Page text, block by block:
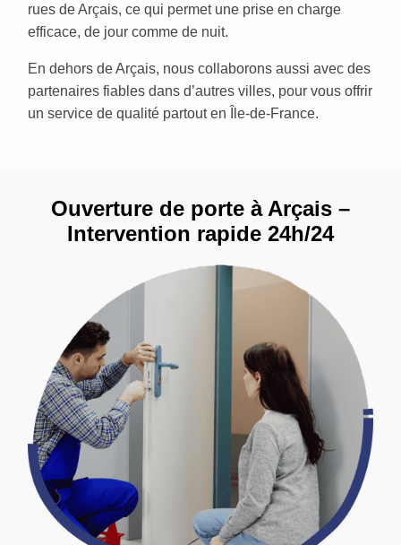
rues de Arçais, ce qui permet une prise en charge
efficace, de jour comme de nuit.
En dehors de Arçais, nous collaborons aussi avec des
partenaires fiables dans d’autres villes, pour vous offrir
un service de qualité partout en Île-de-France.
Ouverture de porte à Arçais –
Intervention rapide 24h/24